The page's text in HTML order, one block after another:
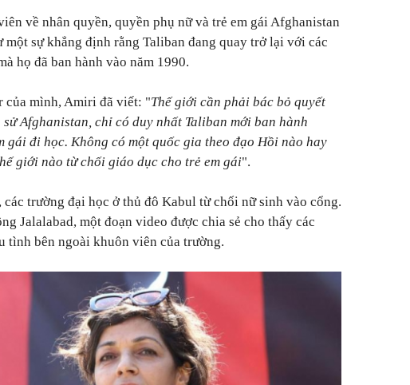
về nhân quyền, quyền phụ nữ và trẻ em gái Afghanistan
một sự khẳng định rằng Taliban đang quay trở lại với các
họ đã ban hành vào năm 1990.
của mình, Amiri đã viết: "Thế giới cần phải bác bỏ quyết
Afghanistan, chỉ có duy nhất Taliban mới ban hành
gái đi học. Không có một quốc gia theo đạo Hồi nào hay
giới nào từ chối giáo dục cho trẻ em gái".
các trường đại học ở thủ đô Kabul từ chối nữ sinh vào cổng.
Jalalabad, một đoạn video được chia sẻ cho thấy các
tình bên ngoài khuôn viên của trường.